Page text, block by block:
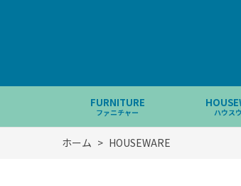
FURNITURE
ファニチャー ハウス
ホーム > HOUSEWARE